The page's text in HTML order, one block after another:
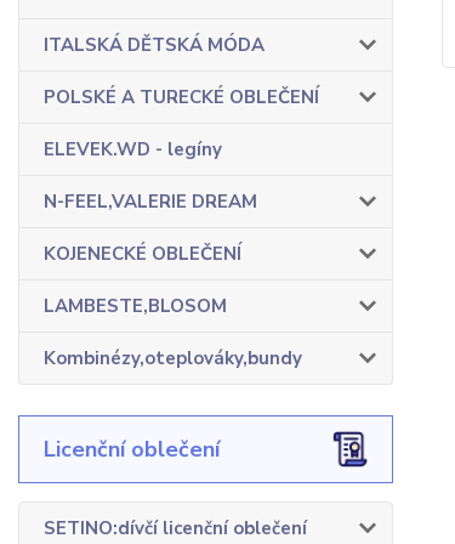
ITALSKÁ DĚTSKÁ MÓDA
POLSKÉ A TURECKÉ OBLEČENÍ
ELEVEK.WD - legíny
N-FEEL,VALERIE DREAM
KOJENECKÉ OBLEČENÍ
LAMBESTE,BLOSOM
Kombinézy,oteplováky,bundy
Licenční oblečení
SETINO:dívčí licenční oblečení